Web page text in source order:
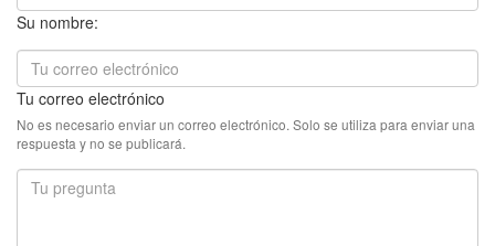
Su nombre:
Tu correo electrónico
No es necesario enviar un correo electrónico. Solo se utiliza para enviar una
respuesta y no se publicará.